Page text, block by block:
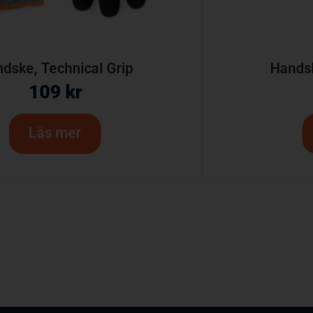
Technical Grip
109 kr
Läs mer